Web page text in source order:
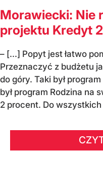
Morawiecki: Nie
projektu Kredyt
– [...] Popyt jest łatwo
Przeznaczyć z budżetu
do góry. Taki był
był program Rodzina na
2 procent. Do